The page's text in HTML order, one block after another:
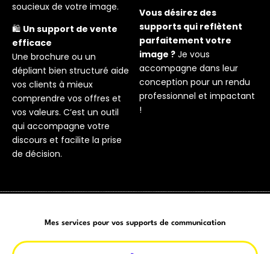
soucieux de votre image.
🛍 Un support de vente
efficace
Une brochure ou un
dépliant bien structuré aide
vos clients à mieux
comprendre vos offres et
vos valeurs. C’est un outil
qui accompagne votre
discours et facilite la prise
de décision.
Vous désirez des
supports qui reflètent
parfaitement votre
image ? Je vous
accompagne dans leur
conception pour un rendu
professionnel et impactant
!
Mes services pour vos supports de communication